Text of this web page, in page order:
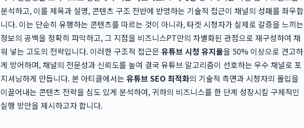
분석하고, 이를 제목과 설명, 콘텐츠 구조 전반에 반영하는 기술적 접근이 채널의 성패를 좌우합
니다. 이는 단순히 유행하는 콘텐츠를 따르는 것이 아니라, 타겟 시청자가 실제로 갈증을 느끼는
정보의 공백을 정확히 파악하고, 그 지점을 비즈니스PT만의 차별화된 관점으로 재구성하여 채
워 넣는 고도의 전략입니다. 이러한 구조적 접근은 유튜브 시청 유지율을 50% 이상으로 견고하
게 방어하며, 채널의 전문성과 신뢰도를 높여 결국 유튜브 알고리즘이 선호하는 우수 채널로 포
지셔닝하게 만듭니다. 본 아티클에서는 유튜브 SEO 최적화의 기술적 측면과 시청자의 몰입을
이끌어내는 콘텐츠 전략을 심도 있게 분석하여, 귀하의 비즈니스를 한 단계 성장시킬 구체적인
실행 방안을 제시하고자 합니다.